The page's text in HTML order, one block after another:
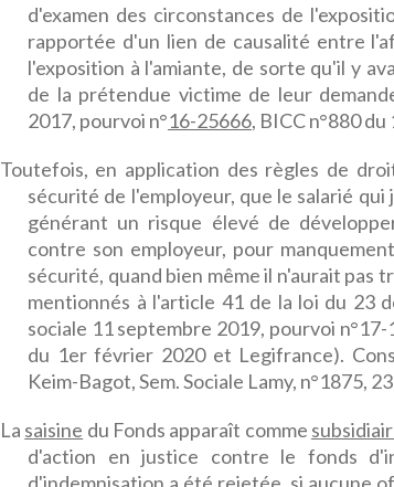
d'examen des circonstances de
rapportée d'un lien de causalité entre
l'exposition à l'amiante, de sorte qu'il y
de la prétendue victime de leur
2017, pourvoi n°16-25666, BICC n°880
Toutefois, en application des règles de
sécurité de l'employeur, que le salarié
générant un risque élevé de
contre son employeur, pour
sécurité, quand bien même il n'aurait pas
mentionnés à l'article 41 de la loi du 23
sociale 11 septembre 2019, pourvoi
du 1er février 2020 et Legifrance).
Keim-Bagot, Sem. Sociale Lamy, n°1875,
La saisine du Fonds apparaît comme
d'action en justice contre le fonds